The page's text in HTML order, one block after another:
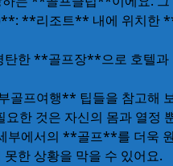
리조트** 내에 위치한 **
**골프장**으로 호텔과
골프여행** 팁들을 참고해
한 것은 자신의 몸과 열정
에서의 **골프**를 더욱
한 상황을 막을 수 있어요.